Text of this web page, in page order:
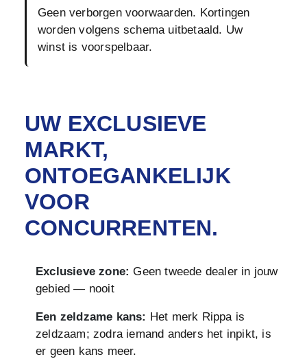
Geen verborgen voorwaarden. Kortingen
worden volgens schema uitbetaald. Uw
winst is voorspelbaar.
UW EXCLUSIEVE
MARKT,
ONTOEGANKELIJK
VOOR
CONCURRENTEN.
Exclusieve zone: Geen tweede dealer in jouw
gebied — nooit
Een zeldzame kans: Het merk Rippa is
zeldzaam; zodra iemand anders het inpikt, is
er geen kans meer.